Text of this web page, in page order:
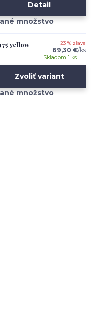
Detail
yellow 23 % zľava
69,30 €/ks
Skladom 1 ks
Zvoliť variant